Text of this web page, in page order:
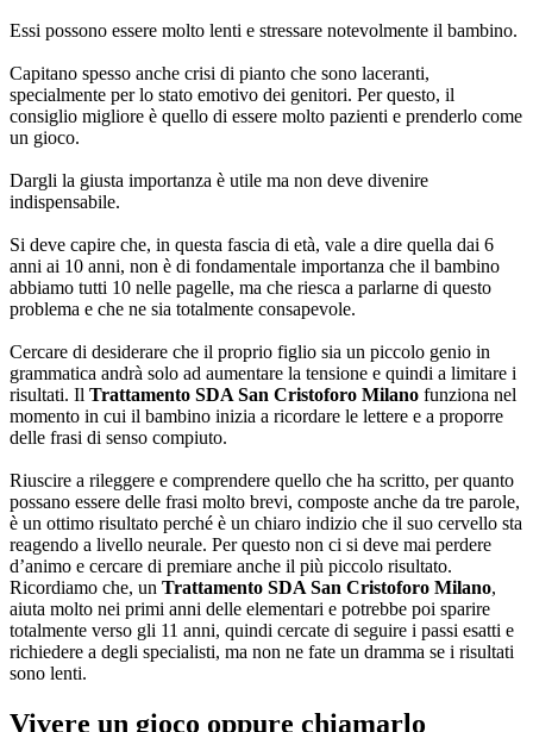
Essi possono essere molto lenti e stressare notevolmente il bambino.
Capitano spesso anche crisi di pianto che sono laceranti,
specialmente per lo stato emotivo dei genitori. Per questo, il
consiglio migliore è quello di essere molto pazienti e prenderlo come
un gioco.
Dargli la giusta importanza è utile ma non deve divenire
indispensabile.
Si deve capire che, in questa fascia di età, vale a dire quella dai 6
anni ai 10 anni, non è di fondamentale importanza che il bambino
abbiamo tutti 10 nelle pagelle, ma che riesca a parlarne di questo
problema e che ne sia totalmente consapevole.
Cercare di desiderare che il proprio figlio sia un piccolo genio in
grammatica andrà solo ad aumentare la tensione e quindi a limitare i
risultati. Il Trattamento SDA San Cristoforo Milano funziona nel
momento in cui il bambino inizia a ricordare le lettere e a proporre
delle frasi di senso compiuto.
Riuscire a rileggere e comprendere quello che ha scritto, per quanto
possano essere delle frasi molto brevi, composte anche da tre parole,
è un ottimo risultato perché è un chiaro indizio che il suo cervello sta
reagendo a livello neurale. Per questo non ci si deve mai perdere
d’animo e cercare di premiare anche il più piccolo risultato.
Ricordiamo che, un Trattamento SDA San Cristoforo Milano,
aiuta molto nei primi anni delle elementari e potrebbe poi sparire
totalmente verso gli 11 anni, quindi cercate di seguire i passi esatti e
richiedere a degli specialisti, ma non ne fate un dramma se i risultati
sono lenti.
Vivere un gioco oppure chiamarlo